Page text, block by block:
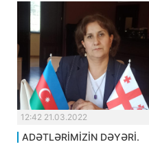
12:42 21.03.2022
ADƏTLƏRİMİZİN DƏYƏRİ.